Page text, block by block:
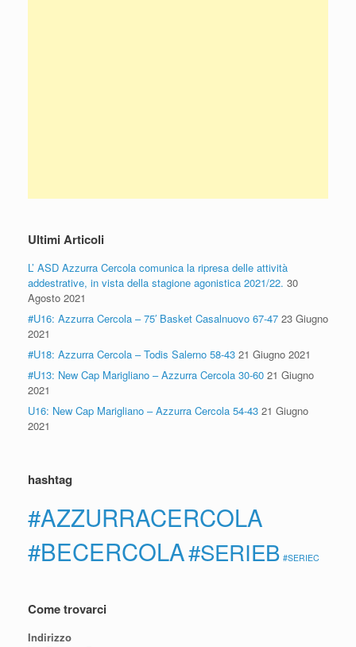
Ultimi Articoli
L’ ASD Azzurra Cercola comunica la ripresa delle attività
addestrative, in vista della stagione agonistica 2021/22. 30
Agosto 2021
#U16: Azzurra Cercola – 75′ Basket Casalnuovo 67-47 23 Giugno
2021
#U18: Azzurra Cercola – Todis Salerno 58-43 21 Giugno 2021
#U13: New Cap Marigliano – Azzurra Cercola 30-60 21 Giugno
2021
U16: New Cap Marigliano – Azzurra Cercola 54-43 21 Giugno
2021
hashtag
#AZZURRACERCOLA
#BECERCOLA#SERIEB #SERIEC
Come trovarci
Indirizzo